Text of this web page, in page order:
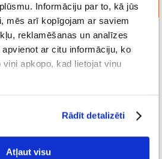
Informāciju par to, kā jūs
mēs arī kopīgojam ar saviem
reklamēšanas un analīzes
ar citu informāciju, ko
apkopo, kad lietojat viņu
Rādīt detalizēti
Atļaut visu
uzturēšana